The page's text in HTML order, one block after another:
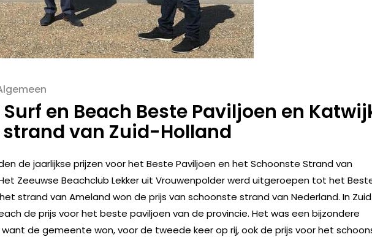
en Beach Beste Paviljoen en
van Zuid-Holland
de jaarlijkse prijzen voor het Beste Paviljoen en het Schoonste Strand van
Zeeuwse Beachclub Lekker uit Vrouwenpolder werd uitgeroepen tot het
strand van Ameland won de prijs van schoonste strand van Nederland. In
de prijs voor het beste paviljoen van de provincie. Het was een bijzondere
want de gemeente won, voor de tweede keer op rij, ook de prijs voor het